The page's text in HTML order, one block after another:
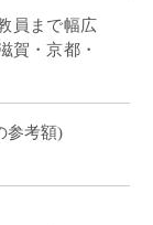
員まで幅広
賀・京都・
参考額)